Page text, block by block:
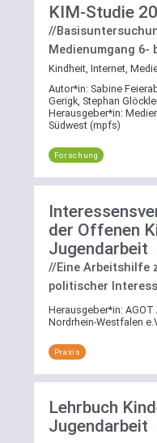
KIM-Studie
//
Medienumgang 6-
Kindheit, Internet,
Autor*in: Sabine
Gerigk, Stephan
Herausgeber*in:
Südwest (mpfs)
Forschung
der Offenen
Jugendarbeit
//Eine Arbeitshilfe
politischer
Herausgeber*in:
Nordrhein-Westfalen
Praxis
Lehrbuch
Jugendarbeit